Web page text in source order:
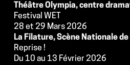
Théâtre Olympia, centre
Festival WET
28 et 29 Mars 2026
La Filature, Scène Nationale
Reprise !
Du 10 au 13 Février 2026